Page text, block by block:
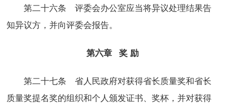
第二十六条 评委会办公室应当将异议处理结果告
知异议方，并向评委会报告。
第六章 奖 励
第二十七条 省人民政府对获得省长质量奖和省长
质量奖提名奖的组织和个人颁发证书、奖杯，并对获得